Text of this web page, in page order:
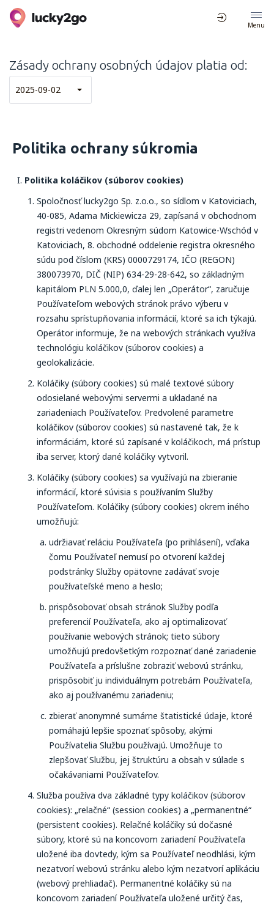
Menu
Zásady ochrany osobných údajov platia od:
2025-09-02
Politika ochrany súkromia
Politika koláčikov (súborov cookies)
Spoločnosť lucky2go Sp. z.o.o., so sídlom v Katoviciach,
40-085, Adama Mickiewicza 29, zapísaná v obchodnom
registri vedenom Okresným súdom Katowice-Wschód v
Katoviciach, 8. obchodné oddelenie registra okresného
súdu pod číslom (KRS) 0000729174, IČO (REGON)
380073970, DIČ (NIP) 634-29-28-642, so základným
kapitálom PLN 5.000,0, ďalej len „Operátor“, zaručuje
Používateľom webových stránok právo výberu v
rozsahu sprístupňovania informácií, ktoré sa ich týkajú.
Operátor informuje, že na webových stránkach využíva
technológiu koláčikov (súborov cookies) a
geolokalizácie.
Koláčiky (súbory cookies) sú malé textové súbory
odosielané webovými servermi a ukladané na
zariadeniach Používateľov. Predvolené parametre
koláčikov (súborov cookies) sú nastavené tak, že k
informáciám, ktoré sú zapísané v koláčikoch, má prístup
iba server, ktorý dané koláčiky vytvoril.
Koláčiky (súbory cookies) sa využívajú na zbieranie
informácií, ktoré súvisia s používaním Služby
Používateľom. Koláčiky (súbory cookies) okrem iného
umožňujú:
udržiavať reláciu Používateľa (po prihlásení), vďaka
čomu Používateľ nemusí po otvorení každej
podstránky Služby opätovne zadávať svoje
používateľské meno a heslo;
prispôsobovať obsah stránok Služby podľa
preferencií Používateľa, ako aj optimalizovať
používanie webových stránok; tieto súbory
umožňujú predovšetkým rozpoznať dané zariadenie
Používateľa a príslušne zobraziť webovú stránku,
prispôsobiť ju individuálnym potrebám Používateľa,
ako aj používanému zariadeniu;
zbierať anonymné sumárne štatistické údaje, ktoré
pomáhajú lepšie spoznať spôsoby, akými
Používatelia Službu používajú. Umožňuje to
zlepšovať Službu, jej štruktúru a obsah v súlade s
očakávaniami Používateľov.
Služba používa dva základné typy koláčikov (súborov
cookies): „relačné“ (session cookies) a „permanentné“
(persistent cookies). Relačné koláčiky sú dočasné
súbory, ktoré sú na koncovom zariadení Používateľa
uložené iba dovtedy, kým sa Používateľ neodhlási, kým
nezatvorí webovú stránku alebo kým nezatvorí aplikáciu
(webový prehliadač). Permanentné koláčiky sú na
koncovom zariadení Používateľa uložené určitý čas,